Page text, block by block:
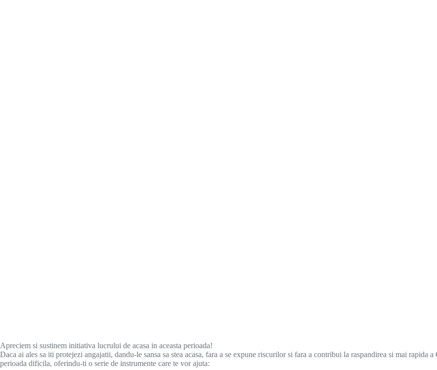
Apreciem si sustinem initiativa lucrului de acasa in aceasta perioada!
Daca ai ales sa iti protejezi angajatii, dandu-le sansa sa stea acasa, fara a se expune riscurilor si fara a contribui la raspandirea si mai rapida
perioada dificila, oferindu-ti o serie de instrumente care te vor ajuta: